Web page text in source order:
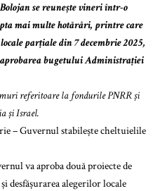
se reunește vineri într-o
mai multe hotărâri, printre care
parțiale din 7 decembrie 2025,
bugetului Administrației
referitoare la fondurile PNRR și
și Israel.
– Guvernul stabilește cheltuielile
va aproba două proiecte de
desfășurarea alegerilor locale